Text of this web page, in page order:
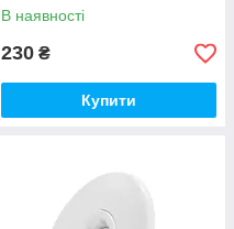
В наявності
230 ₴
Купити